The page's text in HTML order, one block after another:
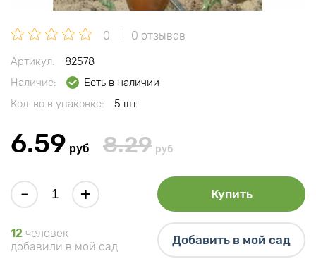
0 0 отзывов
Артикул:
82578
Наличие:
Есть в наличии
Кол-во в упаковке:
5 шт.
6.59 руб 8.29 руб
- + Купить
12 человек
добавили в мой сад
Добавить в мой сад